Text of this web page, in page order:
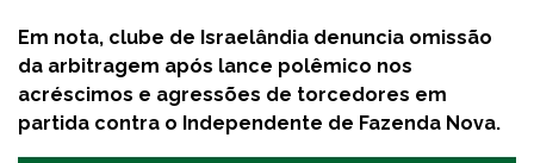
Em nota, clube de Israelândia denuncia omissão
da arbitragem após lance polêmico nos
acréscimos e agressões de torcedores em
partida contra o Independente de Fazenda Nova.